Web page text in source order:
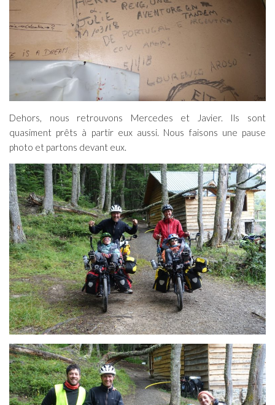
Dehors, nous retrouvons Mercedes et Javier. Ils sont
quasiment prêts à partir eux aussi. Nous faisons une pause
photo et partons devant eux.